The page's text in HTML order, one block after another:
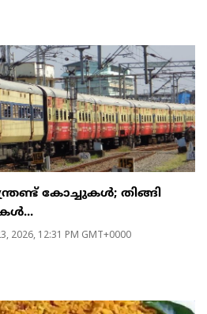
കോച്ചുകള്‍; തിങ്ങി
2026, 12:31 PM GMT+0000